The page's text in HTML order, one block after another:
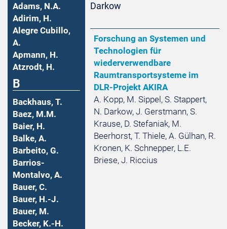
Adams, N.A.
Adirim, H.
Alegre Cubillo,
A.
Apmann, H.
Atzrodt, H.
B
Backhaus, T.
Baez, M.M.
Baier, H.
Balke, A.
Barbeito, G.
Barrios-
Montalvo, A.
Bauer, C.
Bauer, H.-J.
Bauer, M.
Becker, K.-H.
Darkow
Forschung an Systemen und
Technologien für
wiederverwendbare
Raumtransportsysteme im
DLR-Projekt AKIRA
A. Kopp, M. Sippel, S. Stappert,
N. Darkow, J. Gerstmann, S.
Krause, D. Stefaniak, M.
Beerhorst, T. Thiele, A. Gülhan, R.
Kronen, K. Schnepper, L.E.
Briese, J. Riccius